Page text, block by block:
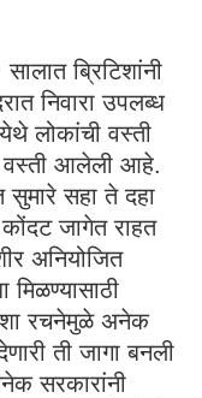
ब्रिटिशांनी
निवारा उपलब्ध
लोकांची वस्ती
वस्ती आलेली आहे.
सुमारे सहा ते दहा
जागेत राहत
अनियोजित
मिळण्यासाठी
रचनेमुळे अनेक
ती जागा बनली
सरकारांनी